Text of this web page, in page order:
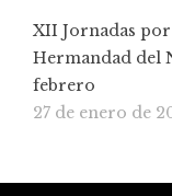
XII Jornadas
Hermandad del
febrero
27 de enero de